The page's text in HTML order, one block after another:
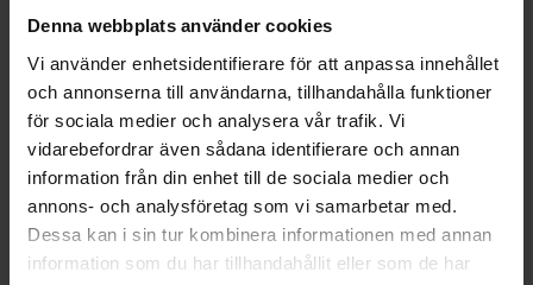
Denna webbplats använder cookies
Vi använder enhetsidentifierare för att anpassa innehållet
och annonserna till användarna, tillhandahålla funktioner
för sociala medier och analysera vår trafik. Vi
vidarebefordrar även sådana identifierare och annan
information från din enhet till de sociala medier och
annons- och analysföretag som vi samarbetar med.
Dessa kan i sin tur kombinera informationen med annan
information som du har tillhandahållit eller som de har
hos Victrix inredarna.
Ranhammarsvägen 20E
168 67 Bromma
Kundservice
Kontakta oss
Beställning och offert
Leverans
Reklamation
Monteringsanvisningar